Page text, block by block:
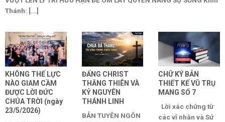
Thánh: [...]
KHÔNG THẾ LỰC
NÀO GIAM CẦM
ĐƯỢC LỜI ĐỨC
CHÚA TRỜI (ngày
23/5/2026)
ĐẤNG CHRIST
THĂNG THIÊN VÀ
KỶ NGUYÊN
THÁNH LINH
BẢN TUYÊN NGÔN
CHỮ KÝ BẢN
THIẾT KẾ VŨ TRỤ
MANG SỐ 7
Lời xác chứng từ
các vĩ nhân và Sứ